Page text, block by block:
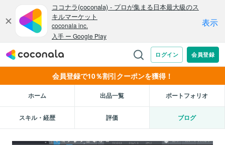
会員登録で10％割引クーポンを獲得！
ホーム 出品一覧 ポートフォリオ
スキル・経歴 評価 ブログ